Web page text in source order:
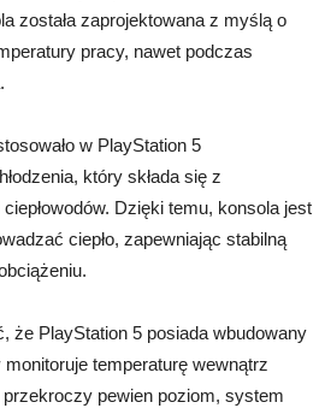
została zaprojektowana z myślą o
pracy, nawet podczas
w PlayStation 5
który składa się z
Dzięki temu, konsola jest
ciepło, zapewniając stabilną
że PlayStation 5 posiada wbudowany
temperaturę wewnątrz
pewien poziom, system